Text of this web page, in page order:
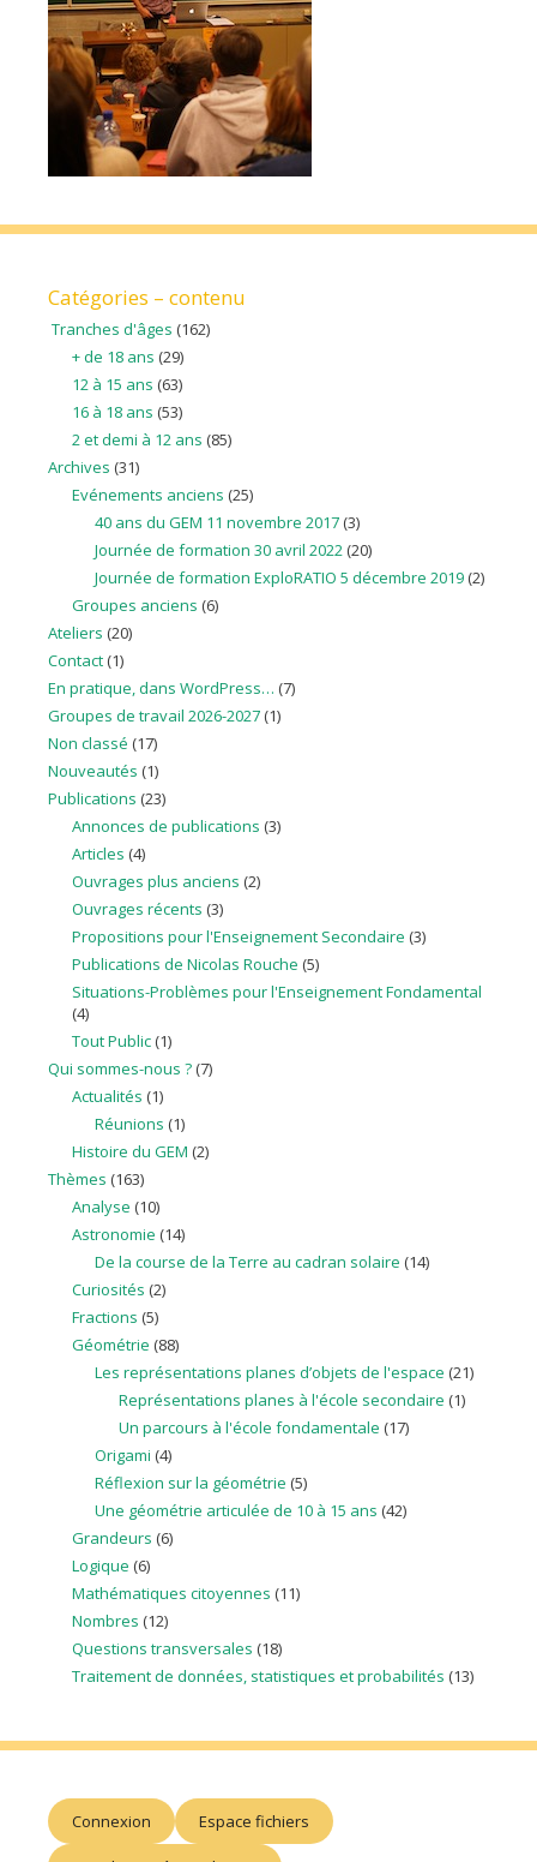
Catégories – contenu
Tranches d'âges (162)
+ de 18 ans (29)
12 à 15 ans (63)
16 à 18 ans (53)
2 et demi à 12 ans (85)
Archives (31)
Evénements anciens (25)
40 ans du GEM 11 novembre 2017 (3)
Journée de formation 30 avril 2022 (20)
Journée de formation ExploRATIO 5 décembre 2019 (2)
Groupes anciens (6)
Ateliers (20)
Contact (1)
En pratique, dans WordPress… (7)
Groupes de travail 2026-2027 (1)
Non classé (17)
Nouveautés (1)
Publications (23)
Annonces de publications (3)
Articles (4)
Ouvrages plus anciens (2)
Ouvrages récents (3)
Propositions pour l'Enseignement Secondaire (3)
Publications de Nicolas Rouche (5)
Situations-Problèmes pour l'Enseignement Fondamental
(4)
Tout Public(1)
Qui sommes-nous ? (7)
Actualités (1)
Réunions (1)
Histoire du GEM (2)
Thèmes (163)
Analyse (10)
Astronomie (14)
De la course de la Terre au cadran solaire (14)
Curiosités (2)
Fractions (5)
Géométrie (88)
Les représentations planes d’objets de l'espace (21)
Représentations planes à l'école secondaire (1)
Un parcours à l'école fondamentale (17)
Origami (4)
Réflexion sur la géométrie (5)
Une géométrie articulée de 10 à 15 ans (42)
Grandeurs (6)
Logique (6)
Mathématiques citoyennes (11)
Nombres (12)
Questions transversales (18)
Traitement de données, statistiques et probabilités (13)
Connexion Espace fichiers